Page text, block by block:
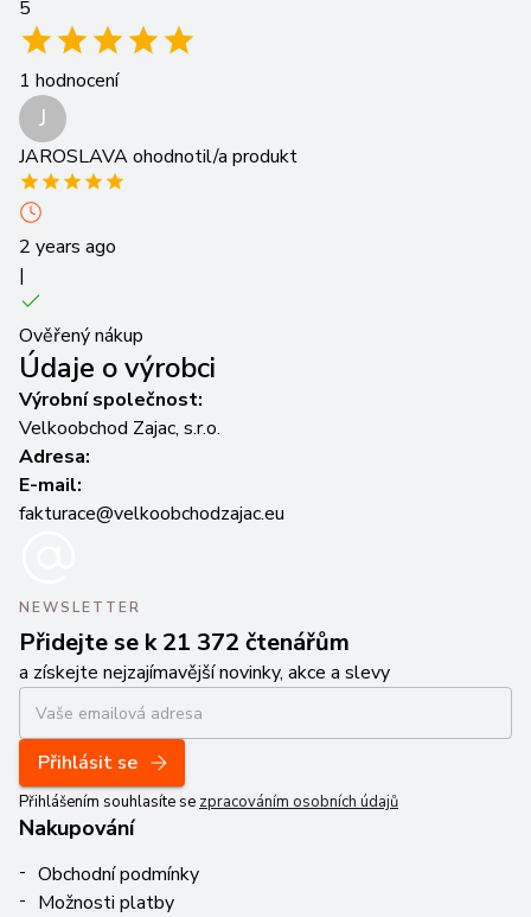
5
1 hodnocení
J
JAROSLAVAohodnotil/a produkt
2 years ago
|
Ověřený nákup
Údaje o výrobci
Výrobní společnost:
Velkoobchod Zajac, s.r.o.
Adresa:
E-mail:
fakturace@velkoobchodzajac.eu
NEWSLETTER
Přidejte se k 21 372 čtenářům
a získejte nejzajímavější novinky, akce a slevy
Přihlásit se
Přihlášením souhlasíte se zpracováním osobních údajů
Nakupování
Obchodní podmínky
Možnosti platby